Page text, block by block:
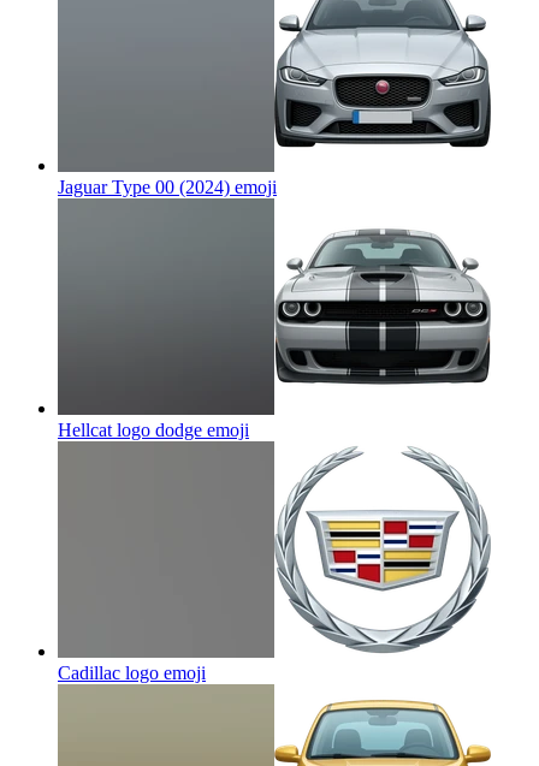
Jaguar Type 00 (2024) emoji
Hellcat logo dodge emoji
Cadillac logo emoji